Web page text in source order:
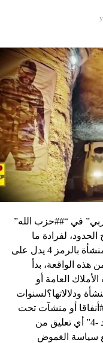
في “##حزب الله”
وخارج الحدود، لفرادة ما
كشف عنه من قدرات، وإن يكن تحديد المنشأة بالرمز 4 يدل على
هذه الواقعة، بدأ
العامة أو
ودلالاتها؟لسنوات
أو منشآت تحت
الأرض، ولم يصدر قبل عرض فيديو “عماد -4” أي تعليق من
سياسة الغموض